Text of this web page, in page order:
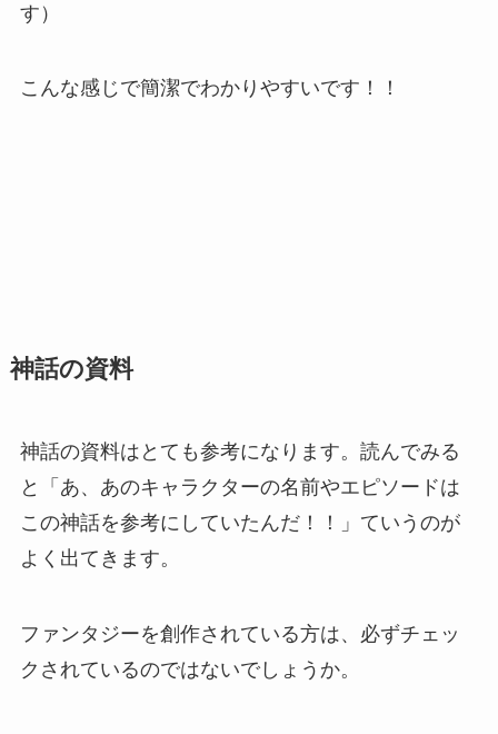
す）
こんな感じで簡潔でわかりやすいです！！
神話の資料
神話の資料はとても参考になります。読んでみる
と「あ、あのキャラクターの名前やエピソードは
この神話を参考にしていたんだ！！」ていうのが
よく出てきます。
ファンタジーを創作されている方は、必ずチェッ
クされているのではないでしょうか。